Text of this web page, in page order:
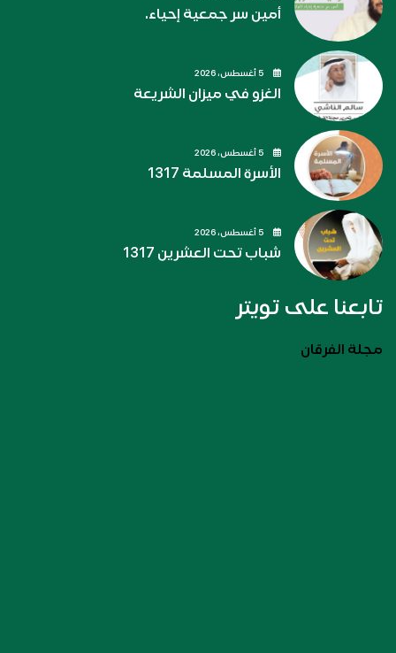
أمين سر جمعية إحياء.
الغزو في ميزان الشريعة
الأسرة المسلمة 1317
شباب تحت العشرين 1317
تابعنا على تويتر
مجلة الفرقان